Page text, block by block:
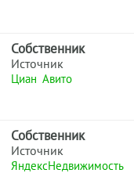
Собственник
Источник
Циан Авито
Собственник
Источник
ЯндексНедвижимость